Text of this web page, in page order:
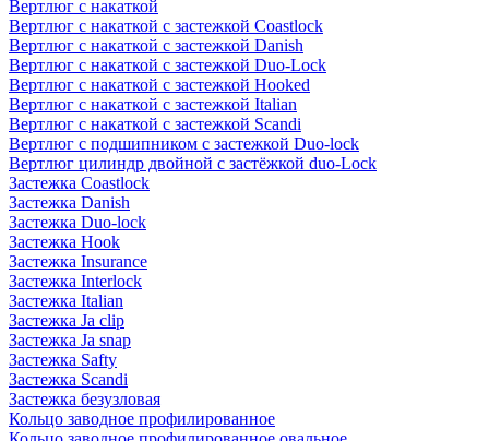
Вертлюг с накаткой
Вертлюг с накаткой с застежкой Coastlock
Вертлюг с накаткой с застежкой Danish
Вертлюг с накаткой с застежкой Duo-Lock
Вертлюг с накаткой с застежкой Hooked
Вертлюг с накаткой с застежкой Italian
Вертлюг с накаткой с застежкой Scandi
Вертлюг с подшипником с застежкой Duo-lock
Вертлюг цилиндр двойной с застёжкой duo-Lock
Застежка Coastlock
Застежка Danish
Застежка Duo-lock
Застежка Hook
Застежка Insurance
Застежка Interlock
Застежка Italian
Застежка Ja clip
Застежка Ja snap
Застежка Safty
Застежка Scandi
Застежка безузловая
Кольцо заводное профилированное